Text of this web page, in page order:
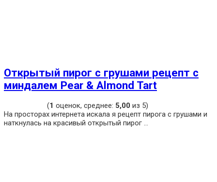
Открытый пирог с грушами рецепт с
миндалем Pear & Almond Tart
(1 оценок, среднее: 5,00 из 5)
На просторах интернета искала я рецепт пирога с грушами и
наткнулась на красивый открытый пирог ...